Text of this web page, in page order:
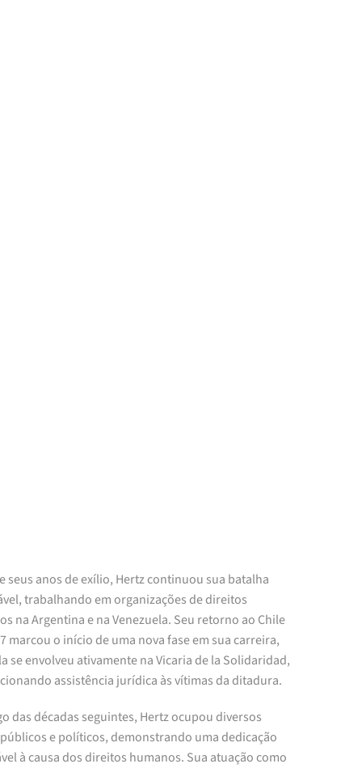
seus anos de exílio, Hertz continuou sua batalha
trabalhando em organizações de direitos
na Argentina e na Venezuela. Seu retorno ao Chile
marcou o início de uma nova fase em sua carreira,
se envolveu ativamente na Vicaria de la Solidaridad,
assistência jurídica às vítimas da ditadura.
das décadas seguintes, Hertz ocupou diversos
e políticos, demonstrando uma dedicação
à causa dos direitos humanos. Sua atuação como